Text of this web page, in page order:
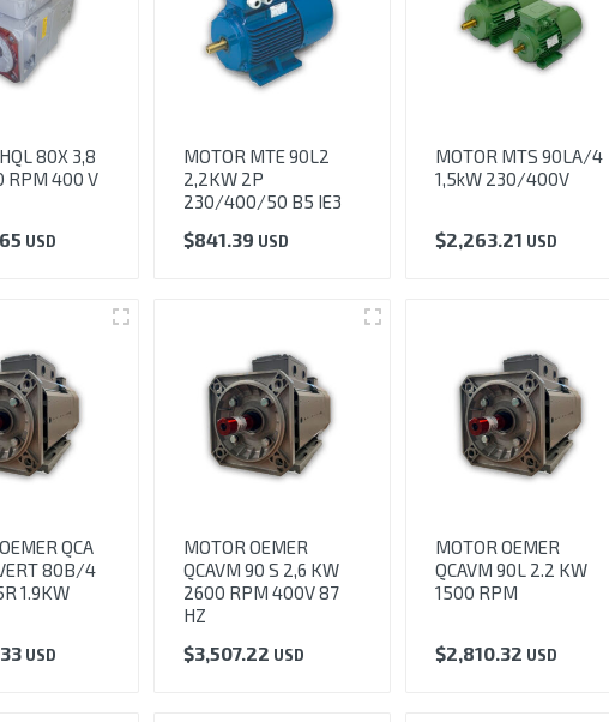
80X 3,8
RPM 400 V
USD
MOTOR MTE 90L2
2,2KW 2P
230/400/50 B5 IE3
$841.39 USD
MOTOR MTS 90LA/4
1,5kW 230/400V
$2,263.21 USD
QCA
80B/4
1.9KW
USD
MOTOR OEMER
QCAVM 90 S 2,6 KW
2600 RPM 400V 87
HZ
$3,507.22 USD
MOTOR OEMER
QCAVM 90L 2.2 KW
1500 RPM
$2,810.32 USD